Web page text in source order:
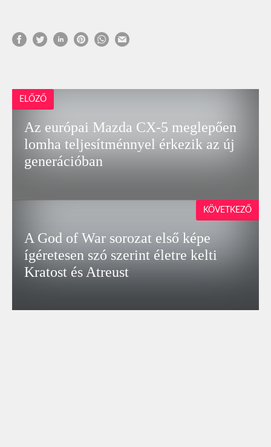
ELŐZŐ
Az európai Mazda CX-5 meglepően
lomha teljesítménnyel érkezik az új
generációban
A God of War sorozat első képe
ígéretesen szó szerint életre kelti
Kratost és Atreust
KÖVETKEZŐ